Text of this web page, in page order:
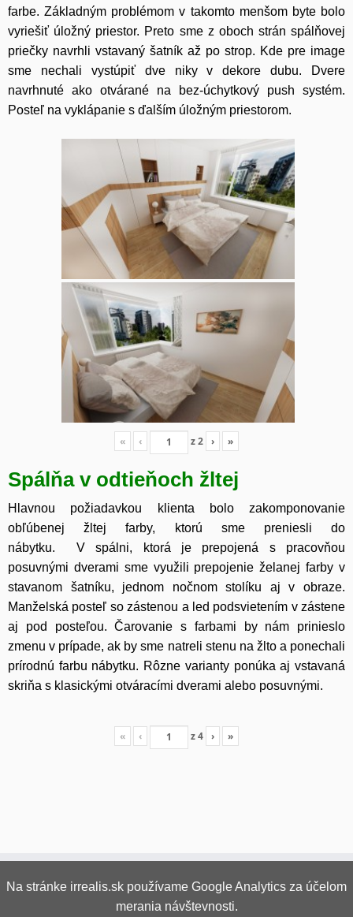
farbe. Základným problémom v takomto menšom byte bolo
vyriešiť úložný priestor. Preto sme z oboch strán spálňovej
priečky navrhli vstavaný šatník až po strop. Kde pre image
sme nechali vystúpiť dve niky v dekore dubu. Dvere
navrhnuté ako otvárané na bez-úchytkový push systém.
Posteľ na vyklápanie s ďalším úložným priestorom.
« ‹ z2 › »
Spálňa v odtieňoch žltej
Hlavnou požiadavkou klienta bolo zakomponovanie
obľúbenej žltej farby, ktorú sme preniesli do
nábytku. V spálni, ktorá je prepojená s pracovňou
posuvnými dverami sme využili prepojenie želanej farby v
stavanom šatníku, jednom nočnom stolíku aj v obraze.
Manželská posteľ so zástenou a led podsvietením v zástene
aj pod posteľou. Čarovanie s farbami by nám prinieslo
zmenu v prípade, ak by sme natreli stenu na žlto a ponechali
prírodnú farbu nábytku. Rôzne varianty ponúka aj vstavaná
skriňa s klasickými otváracími dverami alebo posuvnými.
« ‹ z4 › »
Na stránke irrealis.sk používame Google Analytics za účelom
merania návštevnosti.